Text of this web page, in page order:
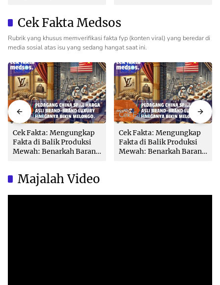
Lambat!
Cek Fakta Medsos
Rubrik yang khusus memverifikasi fakta fyp (konten viral) yang beredar di
media sosial atas isu yang sedang hangat saat ini.
Cek Fakta
Cek Fakta: Mengungkap
Fakta di Balik Produksi
Mewah: Benarkah Barang
Cek Fakta
Cek Fakta: Mengungkap
Fakta di Balik Produksi
Mewah: Benarkah Barang
Majalah Video